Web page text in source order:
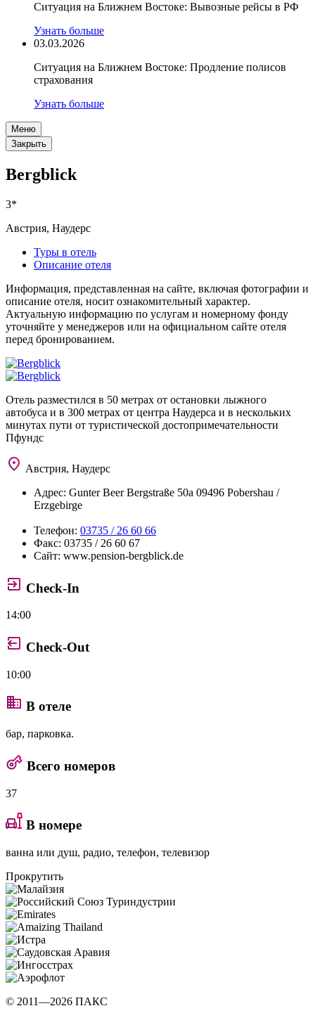
Ситуация на Ближнем Востоке: Вывозные рейсы в РФ
Узнать больше
03.03.2026
Ситуация на Ближнем Востоке: Продление полисов
страхования
Узнать больше
Меню
Закрыть
Bergblick
3*
Австрия, Наудерс
Туры в отель
Описание отеля
Информация, представленная на сайте, включая фотографии и
описание отеля, носит ознакомительный характер.
Актуальную информацию по услугам и номерному фонду
уточняйте у менеджеров или на официальном сайте отеля
перед бронированием.
Отель разместился в 50 метрах от остановки лыжного
автобуса и в 300 метрах от центра Наудерса и в нескольких
минутах пути от туристической достопримечательности
Пфундс
Австрия, Наудерс
Адрес: Gunter Beer Bergstraße 50a 09496 Pobershau /
Erzgebirge
Телефон: 03735 / 26 60 66
Факс: 03735 / 26 60 67
Сайт: www.pension-bergblick.de
Check-In
14:00
Check-Out
10:00
В отеле
бар, парковка.
Всего номеров
37
В номере
ванна или душ, радио, телефон, телевизор
Прокрутить
© 2011—2026 ПАКС